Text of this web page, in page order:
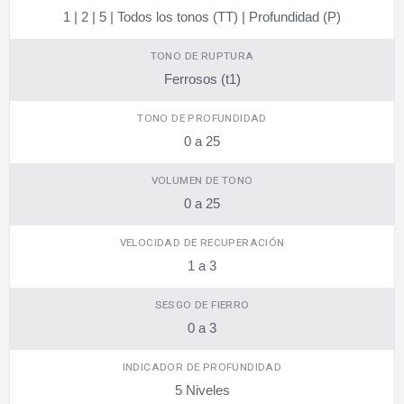
1 | 2 | 5 | Todos los tonos (TT) | Profundidad (P)
TONO DE RUPTURA
Ferrosos (t1)
TONO DE PROFUNDIDAD
0 a 25
VOLUMEN DE TONO
0 a 25
VELOCIDAD DE RECUPERACIÓN
1 a 3
SESGO DE FIERRO
0 a 3
INDICADOR DE PROFUNDIDAD
5 Niveles